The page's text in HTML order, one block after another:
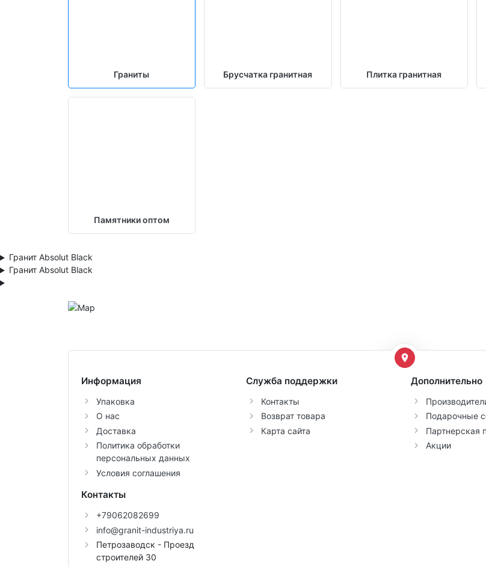
Граниты Брусчатка гранитная Плитка гранитная
Памятники оптом
Гранит Absolut Black
Гранит Absolut Black
Информация
Упаковка
О нас
Доставка
Политика обработки
персональных данных
Условия соглашения
Служба поддержки
Контакты
Возврат товара
Карта сайта
Дополнительно
Подарочные
Партнерская
Акции
Контакты
+79062082699
info@granit-industriya.ru
Петрозаводск - Проезд
строителей 30